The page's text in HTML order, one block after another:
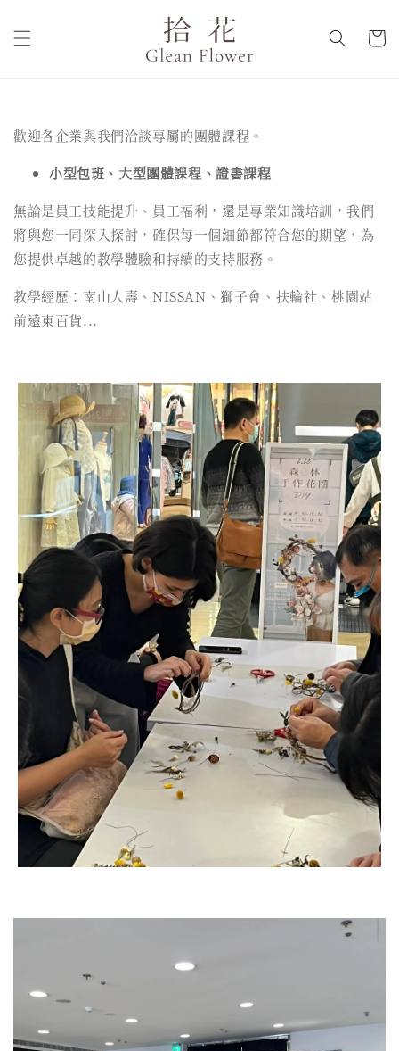
歡迎各企業與我們洽談專屬的團體課程。
小型包班、大型團體課程、證書課程
無論是員工技能提升、員工福利，還是專業知識培訓，我們
將與您一同深入探討，確保每一個細節都符合您的期望，為
您提供卓越的教學體驗和持續的支持服務。
教學經歷：南山人壽、NISSAN、獅子會、扶輪社、桃園站
前遠東百貨...